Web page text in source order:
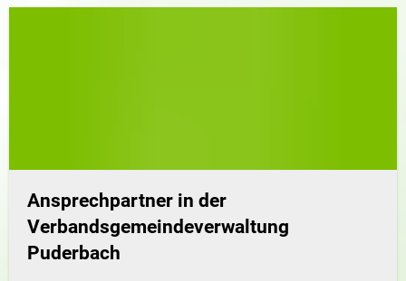
Ansprechpartner in der
Verbandsgemeindeverwaltung
Puderbach